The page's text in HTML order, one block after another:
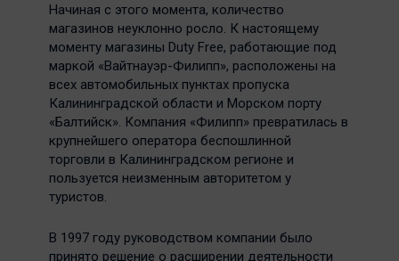
Начиная с этого момента, количество
магазинов неуклонно росло. К настоящему
моменту магазины Duty Free, работающие под
маркой «Вайтнауэр-Филипп», расположены на
всех автомобильных пунктах пропуска
Калининградской области и Морском порту
«Балтийск». Компания «Филипп» превратилась в
крупнейшего оператора беспошлинной
торговли в Калининградском регионе и
пользуется неизменным авторитетом у
туристов.
В 1997 году руководством компании было
принято решение о расширении деятельности